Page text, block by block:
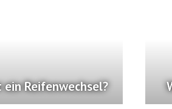
Reifenwechsel?